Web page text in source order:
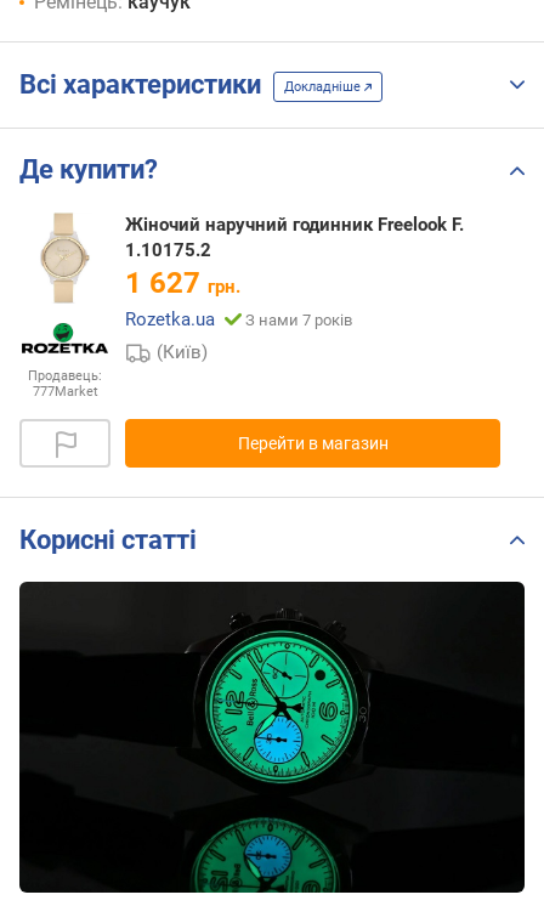
Всі характеристики Докладніше
Де купити?
Продавець:
777Market
Жіночий наручний годинник Freelook F.
1.10175.2
1 627 грн.
Rozetka.ua
З нами 7 років
(Київ)
Перейти в магазин
Корисні статті